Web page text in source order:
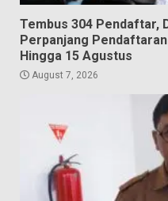
Tembus 304 Pendaftar,
Perpanjang
Hingga 15 Agustus
August 7, 2026